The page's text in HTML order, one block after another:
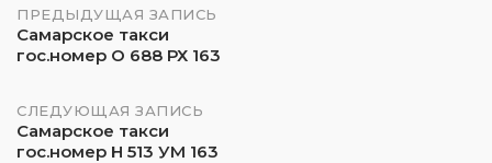
Навигация
по
записям
ПРЕДЫДУЩАЯ ЗАПИСЬ
Самарское такси
гос.номер О 688 РХ 163
СЛЕДУЮЩАЯ ЗАПИСЬ
Самарское такси
гос.номер Н 513 УМ 163